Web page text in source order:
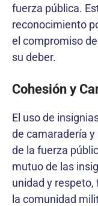
fuerza pública.
reconocimiento
el compromiso
su deber.
Cohesión y
El uso de
de camaradería
de la fuerza
mutuo de las
unidad y
la comunidad